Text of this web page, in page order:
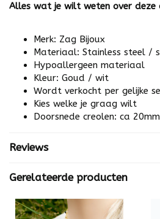
Alles wat je wilt weten over deze
Merk: Zag Bijoux
Materiaal: Stainless steel /
Hypoallergeen materiaal
Kleur: Goud / wit
Wordt verkocht per gelijke
Kies welke je graag wilt
Doorsnede creolen: ca 20mm
Reviews
Gerelateerde producten